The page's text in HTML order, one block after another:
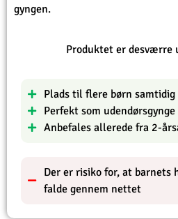
gyngen.
Produktet er desværre
Plads til flere børn samtidig
Perfekt som udendørsgynge
Anbefales allerede fra 2-
Der er risiko for, at barnets
falde gennem nettet